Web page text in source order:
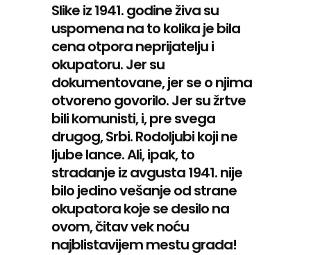
Slike iz 1941. godine živa su
uspomena na to kolika je bila
cena otpora neprijatelju i
okupatoru. Jer su
dokumentovane, jer se o njima
otvoreno govorilo. Jer su žrtve
bili komunisti, i, pre svega
drugog, Srbi. Rodoljubi koji ne
ljube lance. Ali, ipak, to
stradanje iz avgusta 1941. nije
bilo jedino vešanje od strane
okupatora koje se desilo na
ovom, čitav vek noću
najblistavijem mestu grada!